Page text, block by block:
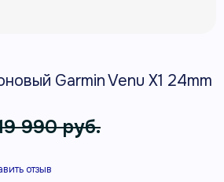
Garmin Venu X1 24mm
990 руб.
отзыв